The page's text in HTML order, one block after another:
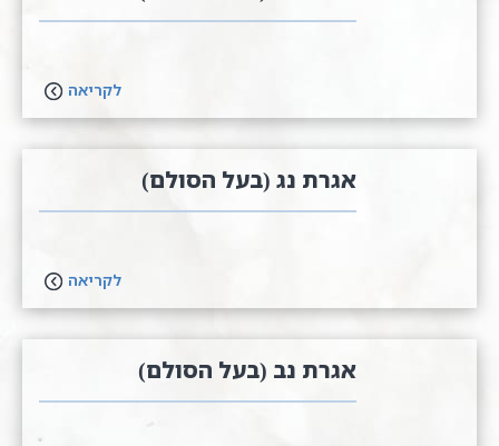
לקריאה
אגרת נג (בעל הסולם)
לקריאה
אגרת נב (בעל הסולם)